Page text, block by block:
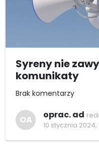
Syreny nie
komunikaty
Brak komentarzy
OA oprac. ad
10 stycznia 2024,